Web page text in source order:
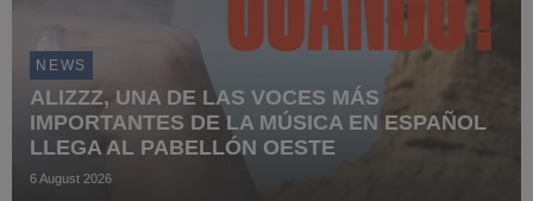
NEWS
ALIZZZ, UNA DE LAS VOCES MÁS
IMPORTANTES DE LA MÚSICA EN ESPAÑOL
LLEGA AL PABELLÓN OESTE
6 August 2026